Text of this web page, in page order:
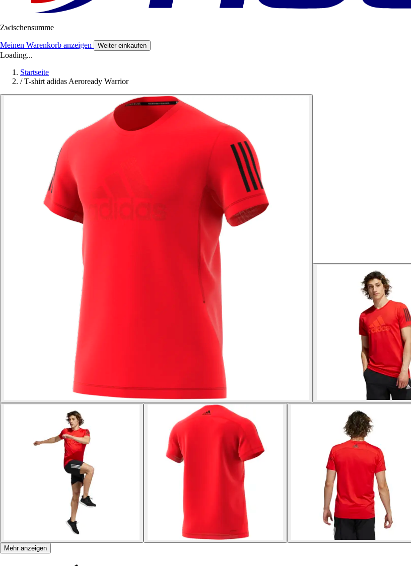
Zwischensumme
Meinen Warenkorb anzeigen Weiter einkaufen
Loading...
Startseite
/ T-shirt adidas Aeroready Warrior
Mehr anzeigen